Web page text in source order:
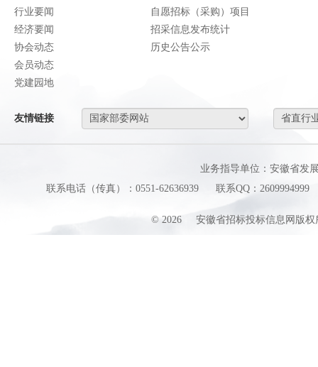
行业要闻
经济要闻
协会动态
会员动态
党建园地
自愿招标（采购）项目
招采信息发布统计
历史公告公示
友情链接
业务指导单位：安徽省发
联系电话（传真）：0551-62636939
联系QQ：2609994999
© 2026 安徽省招标投标信息网版